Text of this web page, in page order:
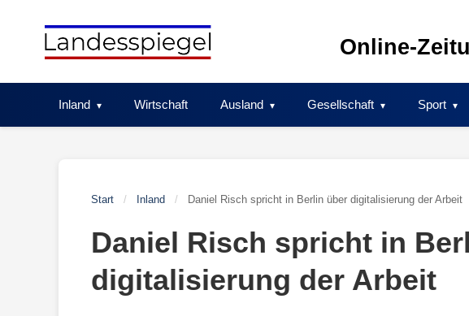
Online-
Inland Wirtschaft Ausland Gesellschaft Sport
Start / Inland / Daniel Risch spricht in Berlin über digitalisierung der Arbeit
Daniel Risch spricht in
digitalisierung der Arbeit